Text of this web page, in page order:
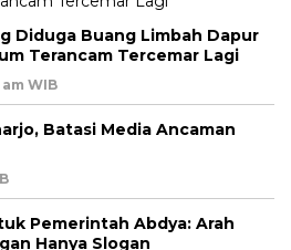
Diduga Buang Limbah Dapur
Terancam Tercemar Lagi
WIB
Batasi Media Ancaman
Pemerintah Abdya: Arah
Hanya Slogan